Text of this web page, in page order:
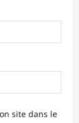
site dans le